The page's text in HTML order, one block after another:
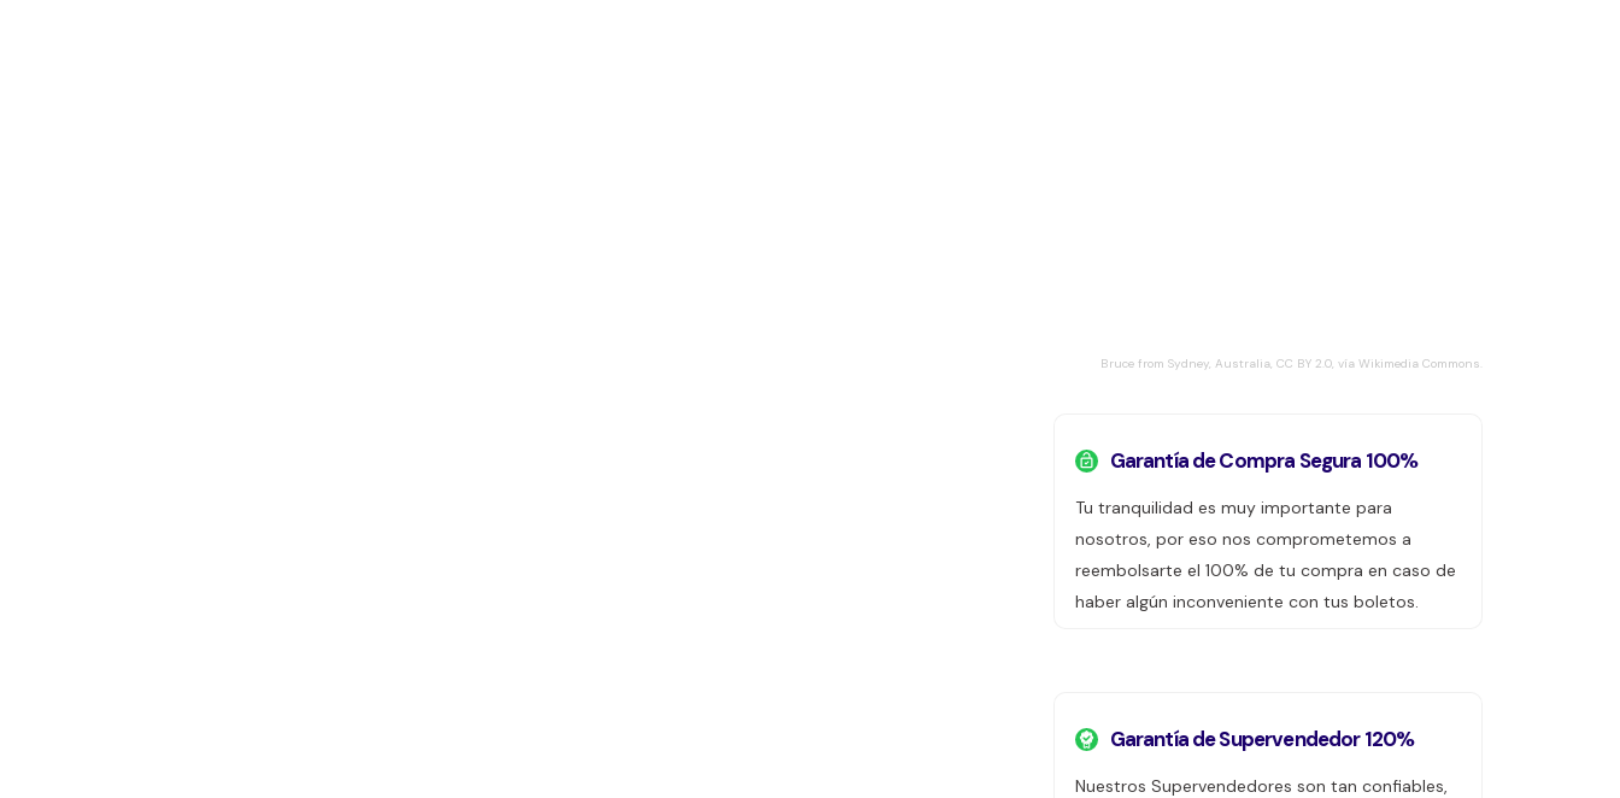
Bruce from Sydney, Australia, CC BY 2.0, vía Wikimedia Commons.
Garantía de Compra Segura 100%
Tu tranquilidad es muy importante para
nosotros, por eso nos comprometemos a
reembolsarte el 100% de tu compra en caso de
haber algún inconveniente con tus boletos.
Garantía de Supervendedor 120%
Nuestros Supervendedores son tan confiables,